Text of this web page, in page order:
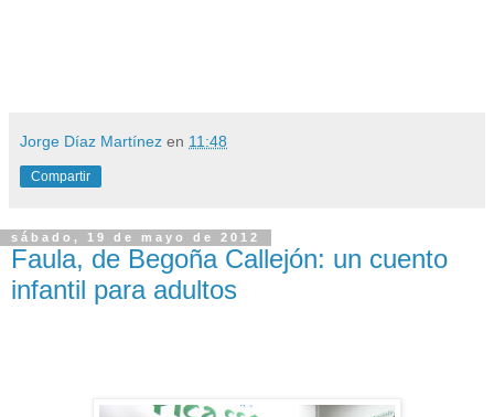
Jorge Díaz Martínez en 11:48
Compartir
sábado, 19 de mayo de 2012
Faula, de Begoña Callejón: un cuento
infantil para adultos